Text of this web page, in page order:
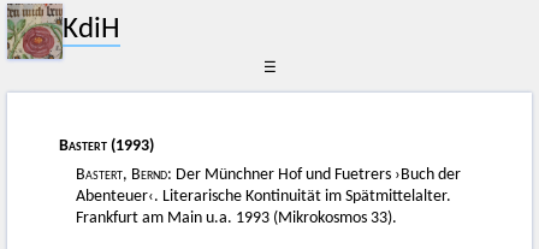
KdiH
☰
Bastert (1993)
Bastert, Bernd: Der Münchner Hof und Fuetrers ›Buch der
Abenteuer‹. Literarische Kontinuität im Spätmittelalter.
Frankfurt am Main u.a. 1993 (Mikrokosmos 33).